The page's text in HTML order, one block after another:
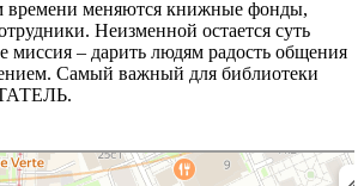
меняются книжные фонды,
Неизменной остается суть
миссия – дарить людям радость общения
Самый важный для библиотеки
8 на карте Москвы, ближайшее метро Новокузнецкая —